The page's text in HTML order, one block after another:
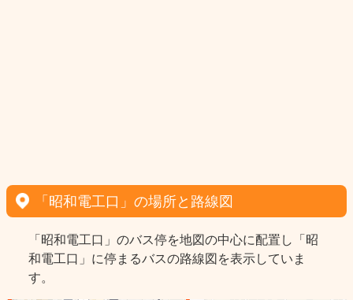
「昭和電工口」の場所と路線図
「昭和電工口」のバス停を地図の中心に配置し「昭
和電工口」に停まるバスの路線図を表示していま
す。